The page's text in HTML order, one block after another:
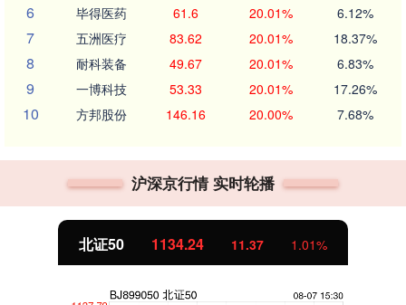
6 毕得医药 61.6 20.01% 6.12%
7 五洲医疗 83.62 20.01% 18.37%
8 耐科装备 49.67 20.01% 6.83%
9 一博科技 53.33 20.01% 17.26%
10 方邦股份 146.16 20.00% 7.68%
沪深京行情 实时轮播
北证50 1134.24 11.37 1.01%